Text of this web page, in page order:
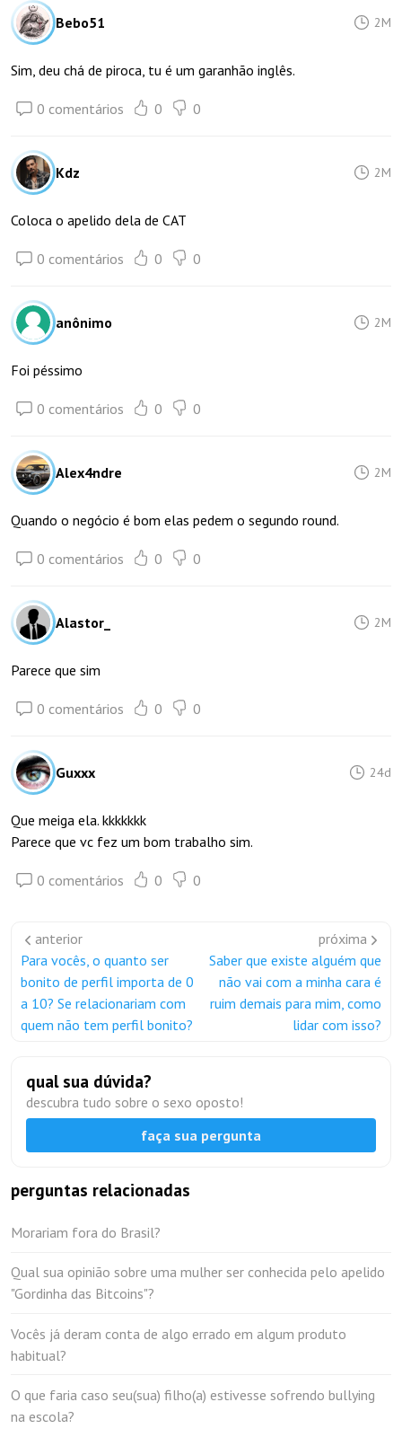
Bebo51 2M
Sim, deu chá de piroca, tu é um garanhão inglês.
0 comentários 0 0
Kdz 2M
Coloca o apelido dela de CAT
0 comentários 0 0
anônimo 2M
Foi péssimo
0 comentários 0 0
Alex4ndre 2M
Quando o negócio é bom elas pedem o segundo round.
0 comentários 0 0
Alastor_ 2M
Parece que sim
0 comentários 0 0
Guxxx 24d
Que meiga ela. kkkkkkk
Parece que vc fez um bom trabalho sim.
0 comentários 0 0
anterior
Para vocês, o quanto ser
bonito de perfil importa de 0
a 10? Se relacionariam com
quem não tem perfil bonito?
próxima
Saber que existe alguém que
não vai com a minha cara é
ruim demais para mim, como
lidar com isso?
qual sua dúvida?
descubra tudo sobre o sexo oposto!
faça sua pergunta
perguntas relacionadas
Morariam fora do Brasil?
Qual sua opinião sobre uma mulher ser conhecida pelo apelido
"Gordinha das Bitcoins"?
Vocês já deram conta de algo errado em algum produto
habitual?
O que faria caso seu(sua) filho(a) estivesse sofrendo bullying
na escola?